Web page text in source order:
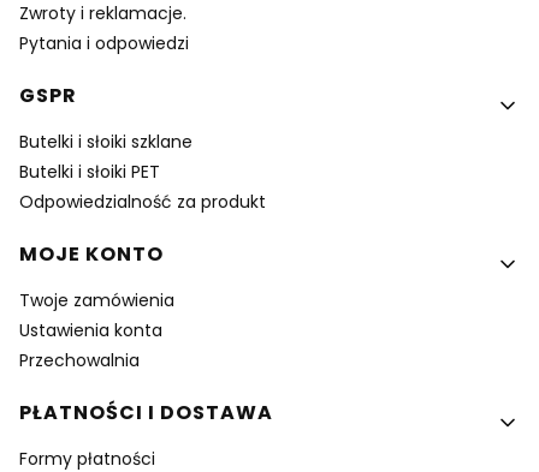
Zwroty i reklamacje.
Pytania i odpowiedzi
GSPR
Butelki i słoiki szklane
Butelki i słoiki PET
Odpowiedzialność za produkt
MOJE KONTO
Twoje zamówienia
Ustawienia konta
Przechowalnia
PŁATNOŚCI I DOSTAWA
Formy płatności